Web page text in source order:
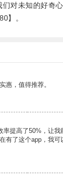
对未知的好奇心
】。
惠，值得推荐。
率提高了50%，让我
有了这个app，我